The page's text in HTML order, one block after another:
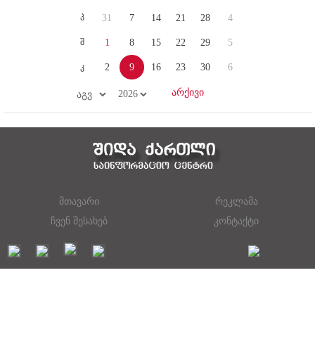
პ
შ
კ
31
1
2
7
8
9
14
15
16
21
22
23
28
29
30
4
5
6
მთავარი
რეკლამა
ჩვენ შესახებ
კონტაქტი